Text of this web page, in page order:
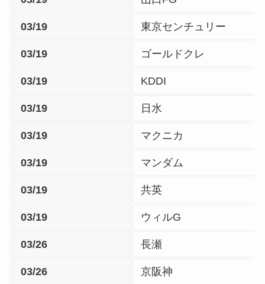
03/19 東京センチュリー
03/19 ゴールドクレ
03/19 KDDI
03/19 日水
03/19 マクニカ
03/19 マンダム
03/19 共英
03/19 ウィルG
03/26 長瀬
03/26 京阪神